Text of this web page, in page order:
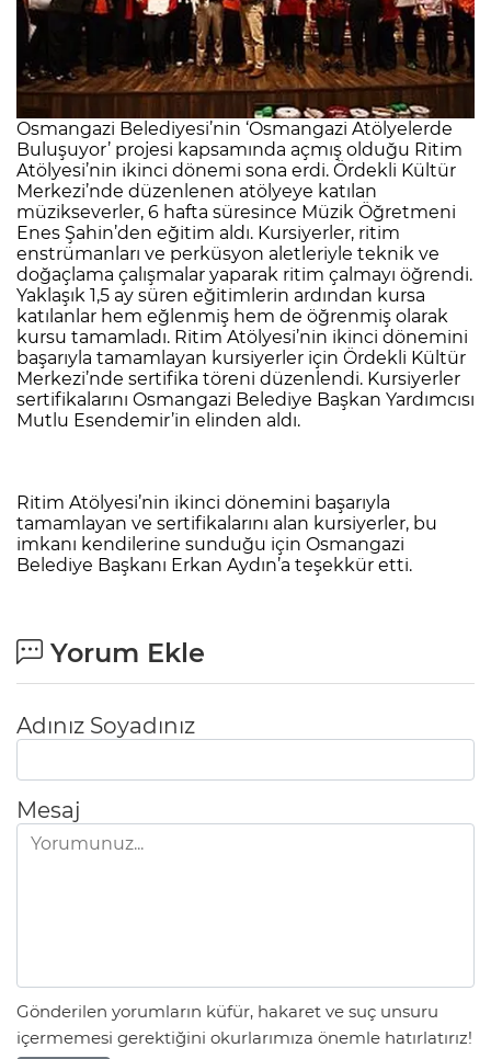
Osmangazi Belediyesi’nin ‘Osmangazi Atölyelerde
Buluşuyor’ projesi kapsamında açmış olduğu Ritim
Atölyesi’nin ikinci dönemi sona erdi. Ördekli Kültür
Merkezi’nde düzenlenen atölyeye katılan
müzikseverler, 6 hafta süresince Müzik Öğretmeni
Enes Şahin’den eğitim aldı. Kursiyerler, ritim
enstrümanları ve perküsyon aletleriyle teknik ve
doğaçlama çalışmalar yaparak ritim çalmayı öğrendi.
Yaklaşık 1,5 ay süren eğitimlerin ardından kursa
katılanlar hem eğlenmiş hem de öğrenmiş olarak
kursu tamamladı. Ritim Atölyesi’nin ikinci dönemini
başarıyla tamamlayan kursiyerler için Ördekli Kültür
Merkezi’nde sertifika töreni düzenlendi. Kursiyerler
sertifikalarını Osmangazi Belediye Başkan Yardımcısı
Mutlu Esendemir’in elinden aldı.
Ritim Atölyesi’nin ikinci dönemini başarıyla
tamamlayan ve sertifikalarını alan kursiyerler, bu
imkanı kendilerine sunduğu için Osmangazi
Belediye Başkanı Erkan Aydın’a teşekkür etti.
Yorum Ekle
Adınız Soyadınız
Mesaj
Gönderilen yorumların küfür, hakaret ve suç unsuru
içermemesi gerektiğini okurlarımıza önemle hatırlatırız!